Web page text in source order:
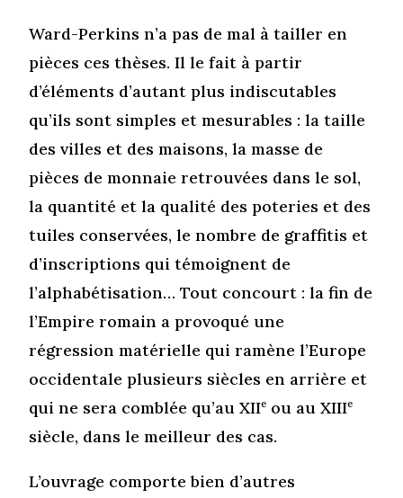
Ward-Perkins n’a pas de mal à tailler en
pièces ces thèses. Il le fait à partir
d’éléments d’autant plus indiscutables
qu’ils sont simples et mesurables : la taille
des villes et des maisons, la masse de
pièces de monnaie retrouvées dans le sol,
la quantité et la qualité des poteries et des
tuiles conservées, le nombre de graffitis et
d’inscriptions qui témoignent de
l’alphabétisation… Tout concourt : la fin de
l’Empire romain a provoqué une
régression matérielle qui ramène l’Europe
occidentale plusieurs siècles en arrière et
qui ne sera comblée qu’au XIIe ou au XIIIe
siècle, dans le meilleur des cas.
L’ouvrage comporte bien d’autres